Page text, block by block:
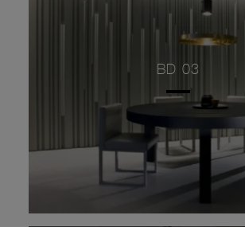
BD 03